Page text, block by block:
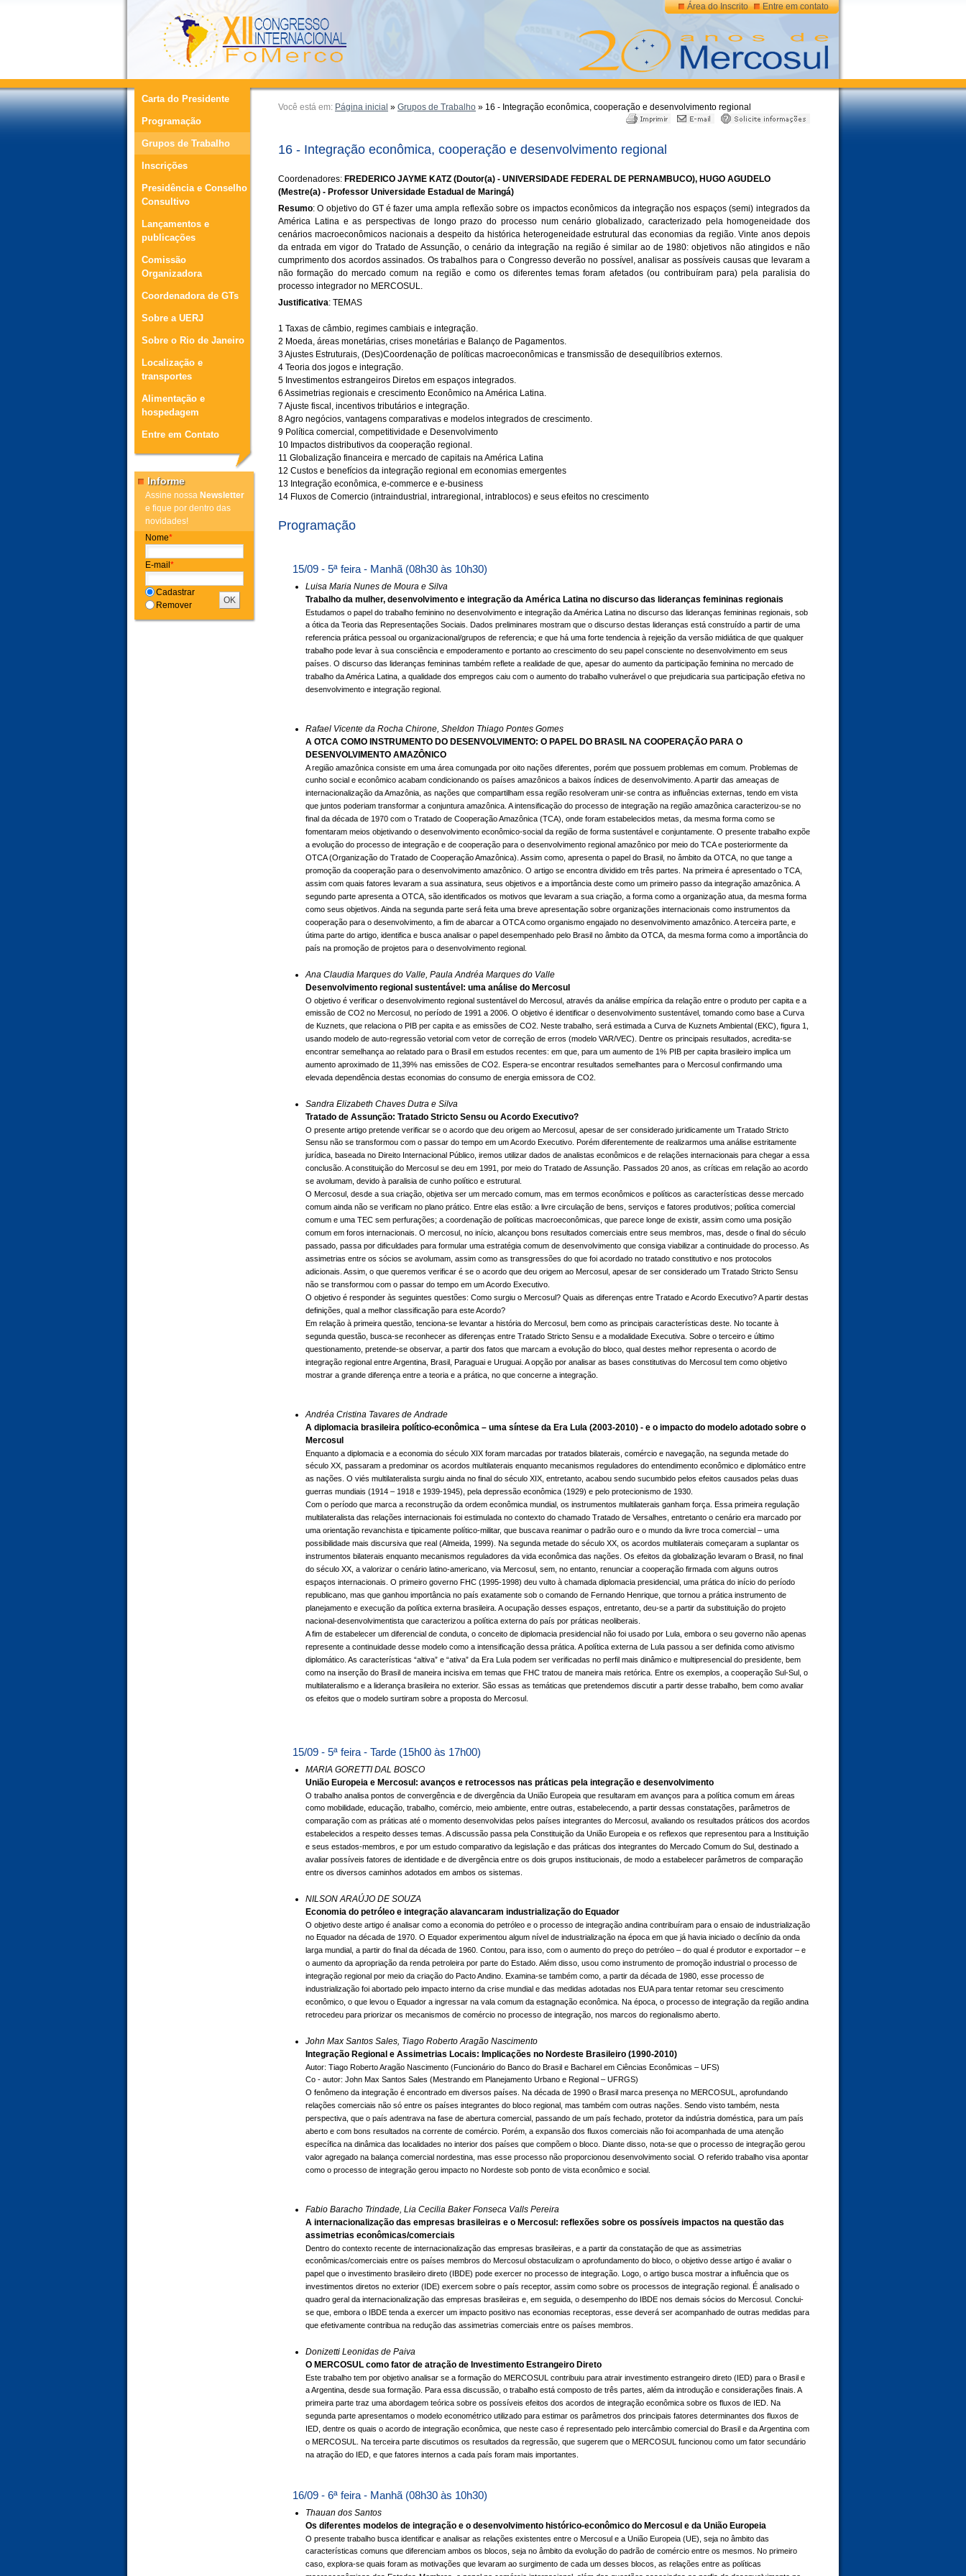
Área do Inscrito Entre em contato
Carta do Presidente
Programação
Grupos de Trabalho
Inscrições
Presidência e Conselho
Consultivo
Lançamentos e
publicações
Comissão
Organizadora
Coordenadora de GTs
Sobre a UERJ
Sobre o Rio de Janeiro
Localização e
transportes
Alimentação e
hospedagem
Entre em Contato
Informe
Assine nossa Newsletter
e fique por dentro das
novidades!
Nome*
E-mail *
Cadastrar
Remover
Você está em: Página inicial » Grupos de Trabalho » 16 - Integração econômica, cooperação e desenvolvimento regional
16 - Integração econômica, cooperação e desenvolvimento regional
Coordenadores: FREDERICO JAYME KATZ (Doutor(a) - UNIVERSIDADE FEDERAL DE PERNAMBUCO), HUGO AGUDELO
(Mestre(a) - Professor Universidade Estadual de Maringá)
Resumo: O objetivo do GT é fazer uma ampla reflexão sobre os impactos econômicos da integração nos espaços (semi) integrados da
América Latina e as perspectivas de longo prazo do processo num cenário globalizado, caracterizado pela homogeneidade dos
cenários macroeconômicos nacionais a despeito da histórica heterogeneidade estrutural das economias da região. Vinte anos depois
da entrada em vigor do Tratado de Assunção, o cenário da integração na região é similar ao de 1980: objetivos não atingidos e não
cumprimento dos acordos assinados. Os trabalhos para o Congresso deverão no possível, analisar as possíveis causas que levaram a
não formação do mercado comum na região e como os diferentes temas foram afetados (ou contribuíram para) pela paralisia do
processo integrador no MERCOSUL.
Justificativa: TEMAS
1 Taxas de câmbio, regimes cambiais e integração.
2 Moeda, áreas monetárias, crises monetárias e Balanço de Pagamentos.
3 Ajustes Estruturais, (Des)Coordenação de políticas macroeconômicas e transmissão de desequilíbrios externos.
4 Teoria dos jogos e integração.
5 Investimentos estrangeiros Diretos em espaços integrados.
6 Assimetrias regionais e crescimento Econômico na América Latina.
7 Ajuste fiscal, incentivos tributários e integração.
8 Agro negócios, vantagens comparativas e modelos integrados de crescimento.
9 Política comercial, competitividade e Desenvolvimento
10 Impactos distributivos da cooperação regional.
11 Globalização financeira e mercado de capitais na América Latina
12 Custos e benefícios da integração regional em economias emergentes
13 Integração econômica, e-commerce e e-business
14 Fluxos de Comercio (intraindustrial, intraregional, intrablocos) e seus efeitos no crescimento
Programação
15/09 - 5ª feira - Manhã (08h30 às 10h30)
Luisa Maria Nunes de Moura e Silva
Trabalho da mulher, desenvolvimento e integração da América Latina no discurso das lideranças femininas regionais
Estudamos o papel do trabalho feminino no desenvolvimento e integração da América Latina no discurso das lideranças femininas regionais, sob
a ótica da Teoria das Representações Sociais. Dados preliminares mostram que o discurso destas lideranças está construído a partir de uma
referencia prática pessoal ou organizacional/grupos de referencia; e que há uma forte tendencia à rejeição da versão midiática de que qualquer
trabalho pode levar à sua consciência e empoderamento e portanto ao crescimento do seu papel consciente no desenvolvimento em seus
países. O discurso das lideranças femininas também reflete a realidade de que, apesar do aumento da participação feminina no mercado de
trabalho da América Latina, a qualidade dos empregos caiu com o aumento do trabalho vulnerável o que prejudicaria sua participação efetiva no
desenvolvimento e integração regional.
Rafael Vicente da Rocha Chirone, Sheldon Thiago Pontes Gomes
A OTCA COMO INSTRUMENTO DO DESENVOLVIMENTO: O PAPEL DO BRASIL NA COOPERAÇÃO PARA O
DESENVOLVIMENTO AMAZÔNICO
A região amazônica consiste em uma área comungada por oito nações diferentes, porém que possuem problemas em comum. Problemas de
cunho social e econômico acabam condicionando os países amazônicos a baixos índices de desenvolvimento. A partir das ameaças de
internacionalização da Amazônia, as nações que compartilham essa região resolveram unir-se contra as influências externas, tendo em vista
que juntos poderiam transformar a conjuntura amazônica. A intensificação do processo de integração na região amazônica caracterizou-se no
final da década de 1970 com o Tratado de Cooperação Amazônica (TCA), onde foram estabelecidos metas, da mesma forma como se
fomentaram meios objetivando o desenvolvimento econômico-social da região de forma sustentável e conjuntamente. O presente trabalho expõe
a evolução do processo de integração e de cooperação para o desenvolvimento regional amazônico por meio do TCA e posteriormente da
OTCA (Organização do Tratado de Cooperação Amazônica). Assim como, apresenta o papel do Brasil, no âmbito da OTCA, no que tange a
promoção da cooperação para o desenvolvimento amazônico. O artigo se encontra dividido em três partes. Na primeira é apresentado o TCA,
assim com quais fatores levaram a sua assinatura, seus objetivos e a importância deste como um primeiro passo da integração amazônica. A
segundo parte apresenta a OTCA, são identificados os motivos que levaram a sua criação, a forma como a organização atua, da mesma forma
como seus objetivos. Ainda na segunda parte será feita uma breve apresentação sobre organizações internacionais como instrumentos da
cooperação para o desenvolvimento, a fim de abarcar a OTCA como organismo engajado no desenvolvimento amazônico. A terceira parte, e
útima parte do artigo, identifica e busca analisar o papel desempenhado pelo Brasil no âmbito da OTCA, da mesma forma como a importância do
país na promoção de projetos para o desenvolvimento regional.
Ana Claudia Marques do Valle, Paula Andréa Marques do Valle
Desenvolvimento regional sustentável: uma análise do Mercosul
O objetivo é verificar o desenvolvimento regional sustentável do Mercosul, através da análise empírica da relação entre o produto per capita e a
emissão de CO2 no Mercosul, no período de 1991 a 2006. O objetivo é identificar o desenvolvimento sustentável, tomando como base a Curva
de Kuznets, que relaciona o PIB per capita e as emissões de CO2. Neste trabalho, será estimada a Curva de Kuznets Ambiental (EKC), figura 1,
usando modelo de auto-regressão vetorial com vetor de correção de erros (modelo VAR/VEC). Dentre os principais resultados, acredita-se
encontrar semelhança ao relatado para o Brasil em estudos recentes: em que, para um aumento de 1% PIB per capita brasileiro implica um
aumento aproximado de 11,39% nas emissões de CO2. Espera-se encontrar resultados semelhantes para o Mercosul confirmando uma
elevada dependência destas economias do consumo de energia emissora de CO2.
Sandra Elizabeth Chaves Dutra e Silva
Tratado de Assunção: Tratado Stricto Sensu ou Acordo Executivo?
O presente artigo pretende verificar se o acordo que deu origem ao Mercosul, apesar de ser considerado juridicamente um Tratado Stricto
Sensu não se transformou com o passar do tempo em um Acordo Executivo. Porém diferentemente de realizarmos uma análise estritamente
jurídica, baseada no Direito Internacional Público, iremos utilizar dados de analistas econômicos e de relações internacionais para chegar a essa
conclusão. A constituição do Mercosul se deu em 1991, por meio do Tratado de Assunção. Passados 20 anos, as críticas em relação ao acordo
se avolumam, devido à paralisia de cunho político e estrutural.
O Mercosul, desde a sua criação, objetiva ser um mercado comum, mas em termos econômicos e políticos as características desse mercado
comum ainda não se verificam no plano prático. Entre elas estão: a livre circulação de bens, serviços e fatores produtivos; política comercial
comum e uma TEC sem perfurações; a coordenação de políticas macroeconômicas, que parece longe de existir, assim como uma posição
comum em foros internacionais. O mercosul, no início, alcançou bons resultados comerciais entre seus membros, mas, desde o final do século
passado, passa por dificuldades para formular uma estratégia comum de desenvolvimento que consiga viabilizar a continuidade do processo. As
assimetrias entre os sócios se avolumam, assim como as transgressões do que foi acordado no tratado constitutivo e nos protocolos
adicionais. Assim, o que queremos verificar é se o acordo que deu origem ao Mercosul, apesar de ser considerado um Tratado Stricto Sensu
não se transformou com o passar do tempo em um Acordo Executivo.
O objetivo é responder às seguintes questões: Como surgiu o Mercosul? Quais as diferenças entre Tratado e Acordo Executivo? A partir destas
definições, qual a melhor classificação para este Acordo?
Em relação à primeira questão, tenciona-se levantar a história do Mercosul, bem como as principais características deste. No tocante à
segunda questão, busca-se reconhecer as diferenças entre Tratado Stricto Sensu e a modalidade Executiva. Sobre o terceiro e último
questionamento, pretende-se observar, a partir dos fatos que marcam a evolução do bloco, qual destes melhor representa o acordo de
integração regional entre Argentina, Brasil, Paraguai e Uruguai. A opção por analisar as bases constitutivas do Mercosul tem como objetivo
mostrar a grande diferença entre a teoria e a prática, no que concerne a integração.
Andréa Cristina Tavares de Andrade
A diplomacia brasileira político-econômica – uma síntese da Era Lula (2003-2010) - e o impacto do modelo adotado sobre o
Mercosul
Enquanto a diplomacia e a economia do século XIX foram marcadas por tratados bilaterais, comércio e navegação, na segunda metade do
século XX, passaram a predominar os acordos multilaterais enquanto mecanismos reguladores do entendimento econômico e diplomático entre
as nações. O viés multilateralista surgiu ainda no final do século XIX, entretanto, acabou sendo sucumbido pelos efeitos causados pelas duas
guerras mundiais (1914 – 1918 e 1939-1945), pela depressão econômica (1929) e pelo protecionismo de 1930.
Com o período que marca a reconstrução da ordem econômica mundial, os instrumentos multilaterais ganham força. Essa primeira regulação
multilateralista das relações internacionais foi estimulada no contexto do chamado Tratado de Versalhes, entretanto o cenário era marcado por
uma orientação revanchista e tipicamente político-militar, que buscava reanimar o padrão ouro e o mundo da livre troca comercial – uma
possibilidade mais discursiva que real (Almeida, 1999). Na segunda metade do século XX, os acordos multilaterais começaram a suplantar os
instrumentos bilaterais enquanto mecanismos reguladores da vida econômica das nações. Os efeitos da globalização levaram o Brasil, no final
do século XX, a valorizar o cenário latino-americano, via Mercosul, sem, no entanto, renunciar a cooperação firmada com alguns outros
espaços internacionais. O primeiro governo FHC (1995-1998) deu vulto à chamada diplomacia presidencial, uma prática do início do período
republicano, mas que ganhou importância no país exatamente sob o comando de Fernando Henrique, que tornou a prática instrumento de
planejamento e execução da política externa brasileira. A ocupação desses espaços, entretanto, deu-se a partir da substituição do projeto
nacional-desenvolvimentista que caracterizou a política externa do país por práticas neoliberais.
A fim de estabelecer um diferencial de conduta, o conceito de diplomacia presidencial não foi usado por Lula, embora o seu governo não apenas
represente a continuidade desse modelo como a intensificação dessa prática. A política externa de Lula passou a ser definida como ativismo
diplomático. As características “altiva” e “ativa” da Era Lula podem ser verificadas no perfil mais dinâmico e multipresencial do presidente, bem
como na inserção do Brasil de maneira incisiva em temas que FHC tratou de maneira mais retórica. Entre os exemplos, a cooperação Sul-Sul, o
multilateralismo e a liderança brasileira no exterior. São essas as temáticas que pretendemos discutir a partir desse trabalho, bem como avaliar
os efeitos que o modelo surtiram sobre a proposta do Mercosul.
15/09 - 5ª feira - Tarde (15h00 às 17h00)
MARIA GORETTI DAL BOSCO
União Europeia e Mercosul: avanços e retrocessos nas práticas pela integração e desenvolvimento
O trabalho analisa pontos de convergência e de divergência da União Europeia que resultaram em avanços para a política comum em áreas
como mobilidade, educação, trabalho, comércio, meio ambiente, entre outras, estabelecendo, a partir dessas constatações, parâmetros de
comparação com as práticas até o momento desenvolvidas pelos países integrantes do Mercosul, avaliando os resultados práticos dos acordos
estabelecidos a respeito desses temas. A discussão passa pela Constituição da União Europeia e os reflexos que representou para a Instituição
e seus estados-membros, e por um estudo comparativo da legislação e das práticas dos integrantes do Mercado Comum do Sul, destinado a
avaliar possíveis fatores de identidade e de divergência entre os dois grupos institucionais, de modo a estabelecer parâmetros de comparação
entre os diversos caminhos adotados em ambos os sistemas.
NILSON ARAÚJO DE SOUZA
Economia do petróleo e integração alavancaram industrialização do Equador
O objetivo deste artigo é analisar como a economia do petróleo e o processo de integração andina contribuíram para o ensaio de industrialização
no Equador na década de 1970. O Equador experimentou algum nível de industrialização na época em que já havia iniciado o declínio da onda
larga mundial, a partir do final da década de 1960. Contou, para isso, com o aumento do preço do petróleo – do qual é produtor e exportador – e
o aumento da apropriação da renda petroleira por parte do Estado. Além disso, usou como instrumento de promoção industrial o processo de
integração regional por meio da criação do Pacto Andino. Examina-se também como, a partir da década de 1980, esse processo de
industrialização foi abortado pelo impacto interno da crise mundial e das medidas adotadas nos EUA para tentar retomar seu crescimento
econômico, o que levou o Equador a ingressar na vala comum da estagnação econômica. Na época, o processo de integração da região andina
retrocedeu para priorizar os mecanismos de comércio no processo de integração, nos marcos do regionalismo aberto.
John Max Santos Sales, Tiago Roberto Aragão Nascimento
Integração Regional e Assimetrias Locais: Implicações no Nordeste Brasileiro (1990-2010)
Autor: Tiago Roberto Aragão Nascimento (Funcionário do Banco do Brasil e Bacharel em Ciências Econômicas – UFS)
Co - autor: John Max Santos Sales (Mestrando em Planejamento Urbano e Regional – UFRGS)
O fenômeno da integração é encontrado em diversos países. Na década de 1990 o Brasil marca presença no MERCOSUL, aprofundando
relações comerciais não só entre os países integrantes do bloco regional, mas também com outras nações. Sendo visto também, nesta
perspectiva, que o país adentrava na fase de abertura comercial, passando de um país fechado, protetor da indústria doméstica, para um país
aberto e com bons resultados na corrente de comércio. Porém, a expansão dos fluxos comerciais não foi acompanhada de uma atenção
específica na dinâmica das localidades no interior dos países que compõem o bloco. Diante disso, nota-se que o processo de integração gerou
valor agregado na balança comercial nordestina, mas esse processo não proporcionou desenvolvimento social. O referido trabalho visa apontar
como o processo de integração gerou impacto no Nordeste sob ponto de vista econômico e social.
Fabio Baracho Trindade, Lia Cecilia Baker Fonseca Valls Pereira
A internacionalização das empresas brasileiras e o Mercosul: reflexões sobre os possíveis impactos na questão das
assimetrias econômicas/comerciais
Dentro do contexto recente de internacionalização das empresas brasileiras, e a partir da constatação de que as assimetrias
econômicas/comerciais entre os países membros do Mercosul obstaculizam o aprofundamento do bloco, o objetivo desse artigo é avaliar o
papel que o investimento brasileiro direto (IBDE) pode exercer no processo de integração. Logo, o artigo busca mostrar a influência que os
investimentos diretos no exterior (IDE) exercem sobre o país receptor, assim como sobre os processos de integração regional. É analisado o
quadro geral da internacionalização das empresas brasileiras e, em seguida, o desempenho do IBDE nos demais sócios do Mercosul. Conclui-
se que, embora o IBDE tenda a exercer um impacto positivo nas economias receptoras, esse deverá ser acompanhado de outras medidas para
que efetivamente contribua na redução das assimetrias comerciais entre os países membros.
Donizetti Leonidas de Paiva
O MERCOSUL como fator de atração de Investimento Estrangeiro Direto
Este trabalho tem por objetivo analisar se a formação do MERCOSUL contribuiu para atrair investimento estrangeiro direto (IED) para o Brasil e
a Argentina, desde sua formação. Para essa discussão, o trabalho está composto de três partes, além da introdução e considerações finais. A
primeira parte traz uma abordagem teórica sobre os possíveis efeitos dos acordos de integração econômica sobre os fluxos de IED. Na
segunda parte apresentamos o modelo econométrico utilizado para estimar os parâmetros dos principais fatores determinantes dos fluxos de
IED, dentre os quais o acordo de integração econômica, que neste caso é representado pelo intercâmbio comercial do Brasil e da Argentina com
o MERCOSUL. Na terceira parte discutimos os resultados da regressão, que sugerem que o MERCOSUL funcionou como um fator secundário
na atração do IED, e que fatores internos a cada país foram mais importantes.
16/09 - 6ª feira - Manhã (08h30 às 10h30)
Thauan dos Santos
Os diferentes modelos de integração e o desenvolvimento histórico-econômico do Mercosul e da União Europeia
O presente trabalho busca identificar e analisar as relações existentes entre o Mercosul e a União Europeia (UE), seja no âmbito das
características comuns que diferenciam ambos os blocos, seja no âmbito da evolução do padrão de comércio entre os mesmos. No primeiro
caso, explora-se quais foram as motivações que levaram ao surgimento de cada um desses blocos, as relações entre as políticas